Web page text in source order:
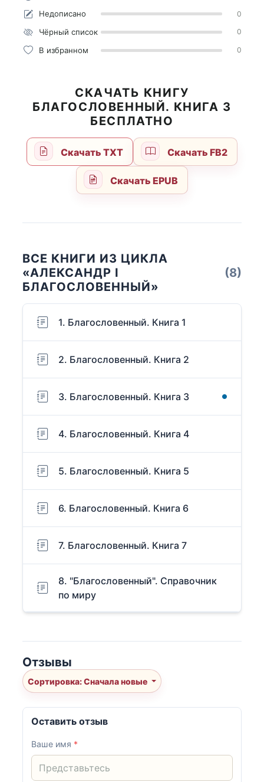
Недописано
0
Чёрный список 0
В избранном 0
СКАЧАТЬ КНИГУ
БЛАГОСЛОВЕННЫЙ. КНИГА 3
БЕСПЛАТНО
Скачать TXT Скачать FB2
Скачать EPUB
ВСЕ КНИГИ ИЗ ЦИКЛА
«АЛЕКСАНДР I
БЛАГОСЛОВЕННЫЙ»
(8)
1. Благословенный. Книга 1
2. Благословенный. Книга 2
3. Благословенный. Книга 3
4. Благословенный. Книга 4
5. Благословенный. Книга 5
6. Благословенный. Книга 6
7. Благословенный. Книга 7
8. "Благословенный". Справочник
по миру
Отзывы
Сортировка: Сначала новые
Оставить отзыв
Ваше имя *